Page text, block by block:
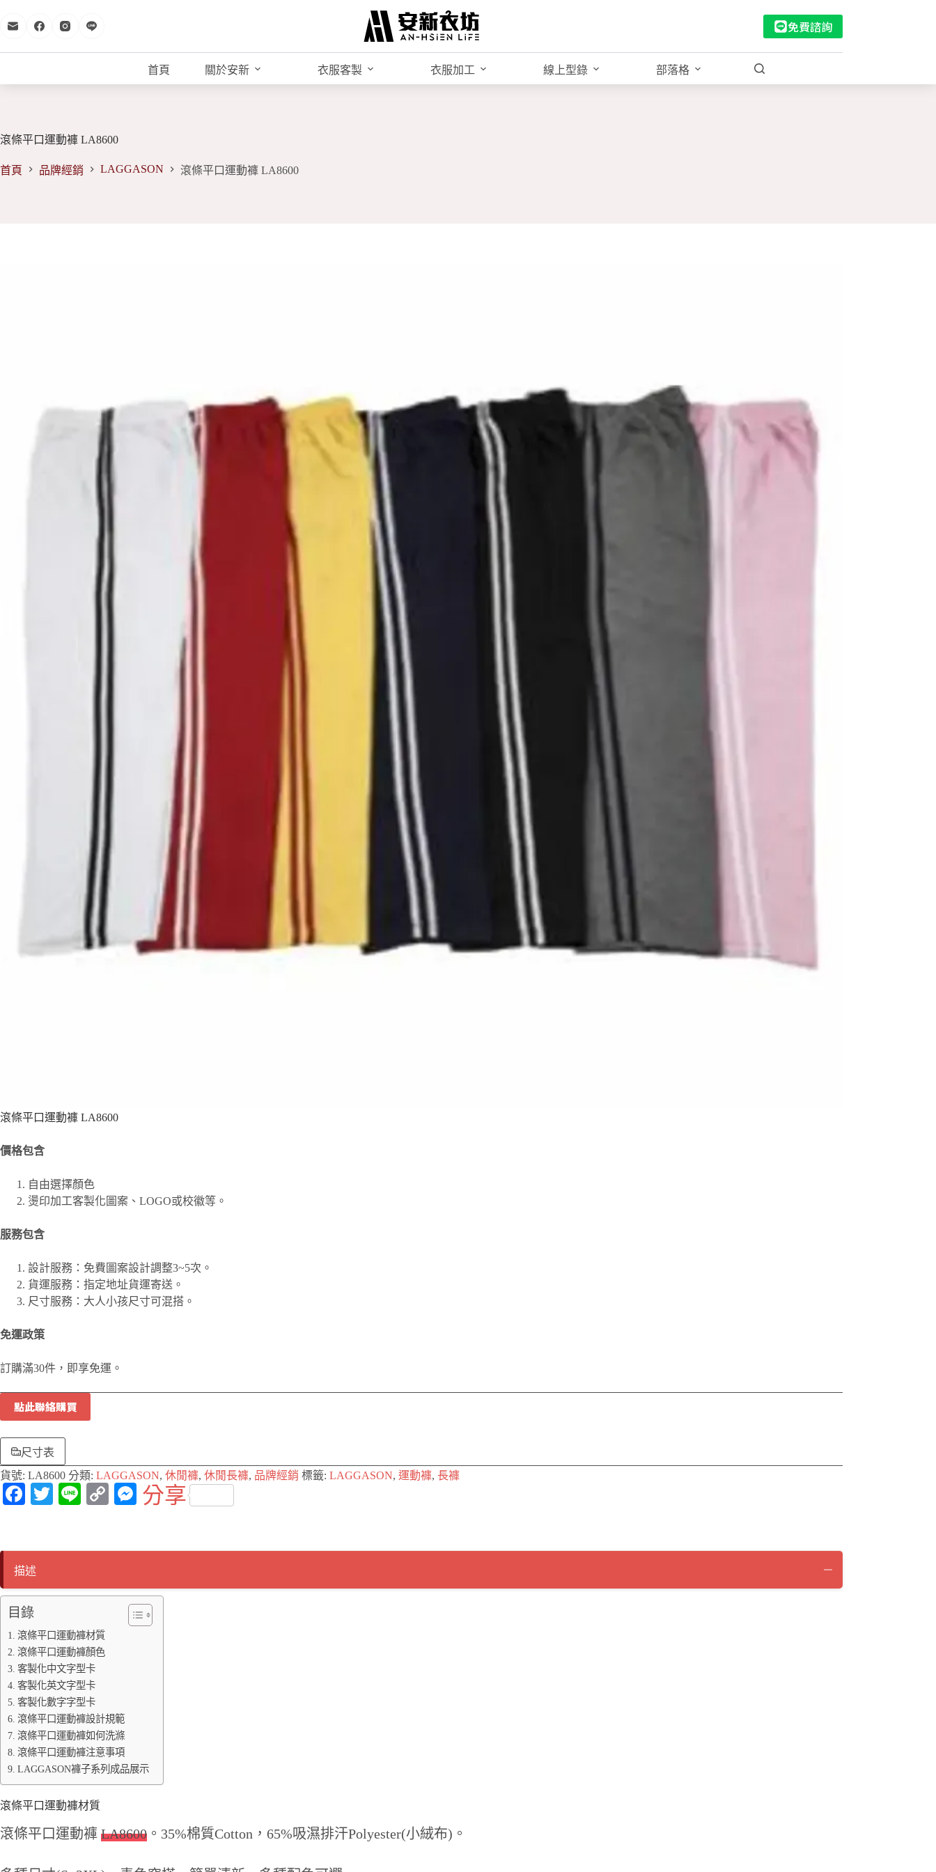
至
免費諮詢
首頁 關於安新 衣服客製 衣服加工 線上型錄 部落格
滾條平口運動褲 LA8600
首頁 品牌經銷 LAGGASON 滾條平口運動褲 LA8600
滾條平口運動褲 LA8600
價格包含
自由選擇顏色
燙印加工客製化圖案、 LOGO或校徽等。
服務包含
設計服務：免費圖案設計調整3~5次。
貨運服務：指定地址貨運寄送。
尺寸服務：大人小孩尺寸可混搭。
免運政策
訂購滿30件，即享免運。
點此聯絡購買
尺寸表
貨號: LA8600 分類: LAGGASON, 休閒褲, 休閒長褲, 品牌經銷 標籤: LAGGASON, 運動褲, 長褲
Fa
ok
T
Li C
nk
M
er
分享
描述
目錄
滾條平口運動褲材質
滾條平口運動褲顏色
客製化中文字型卡
客製化英文字型卡
客製化數字字型卡
滾條平口運動褲設計規範
滾條平口運動褲如何洗滌
滾條平口運動褲注意事項
LAGGASON褲子系列成品展示
滾條平口運動褲材質
滾條平口運動褲 LA8600 。35%棉質Cotton，65%吸濕排汗Polyester(小絨布)。